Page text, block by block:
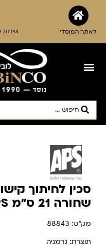
לאתר המוסדי שירות
סכין לחיתוך
שחורה 21 ס"מ APS
מק"ט: 88843
תוצרת: גרמניה